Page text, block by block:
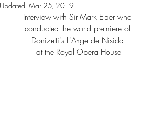
Updated: Mar 25, 2019
Interview with Sir Mark Elder who
conducted the world premiere of
Donizetti's L'Ange de Nisida
at the Royal Opera House